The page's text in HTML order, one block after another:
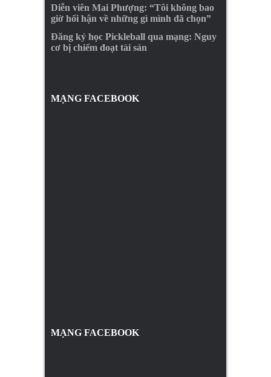
Diễn viên Mai Phượng: “Tôi không bao
giờ hối hận về những gì mình đã chọn”
Đăng ký học Pickleball qua mạng: Nguy
cơ bị chiếm đoạt tài sản
MẠNG FACEBOOK
MẠNG FACEBOOK